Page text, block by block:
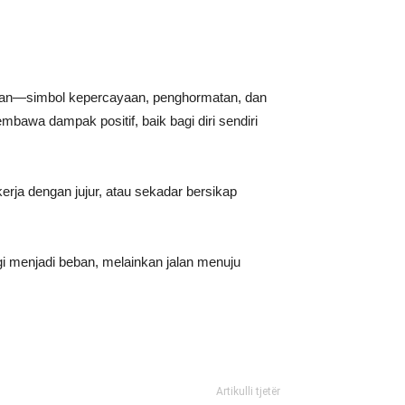
kepercayaan, penghormatan, dan
dampak positif, baik bagi diri sendiri
dengan jujur, atau sekadar bersikap
menjadi beban, melainkan jalan menuju
Artikulli tjetër